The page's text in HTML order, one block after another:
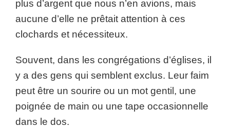
plus d’argent que nous n’en avions, mais
aucune d’elle ne prêtait attention à ces
clochards et nécessiteux.
Souvent, dans les congrégations d’églises, il
y a des gens qui semblent exclus. Leur faim
peut être un sourire ou un mot gentil, une
poignée de main ou une tape occasionnelle
dans le dos.